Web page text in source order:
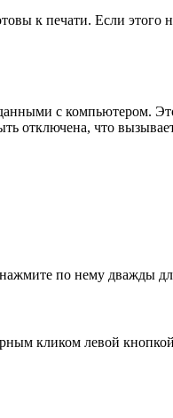
к печати. Если этого
с компьютером.
отключена, что
по нему дважды
кликом левой